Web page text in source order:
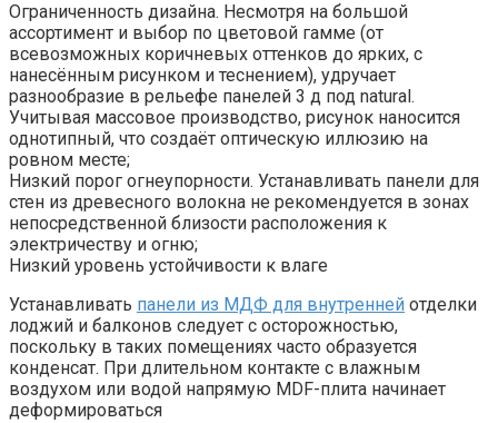
Ограниченность дизайна. Несмотря на большой
ассортимент и выбор по цветовой гамме (от
всевозможных коричневых оттенков до ярких, с
нанесённым рисунком и теснением), удручает
разнообразие в рельефе панелей 3 д под natural.
Учитывая массовое производство, рисунок наносится
однотипный, что создаёт оптическую иллюзию на
ровном месте;
Низкий порог огнеупорности. Устанавливать панели для
стен из древесного волокна не рекомендуется в зонах
непосредственной близости расположения к
электричеству и огню;
Низкий уровень устойчивости к влаге
Устанавливать панели из МДФ для внутренней отделки
лоджий и балконов следует с осторожностью,
поскольку в таких помещениях часто образуется
конденсат. При длительном контакте с влажным
воздухом или водой напрямую MDF-плита начинает
деформироваться